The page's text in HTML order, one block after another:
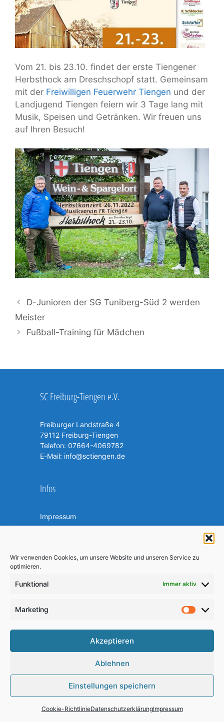
Wir verwenden Cookies, um unsere Website und unseren Service zu
optimieren.
Funktional Immer aktiv
Marketing
Akzeptieren
Ablehnen
Einstellungen speichern
Cookie-RichtlinieDatenschutzerklärungImpressum
Vom 21. bis 23.10. findet der erste Tiengener
Herbsthock am Dreschschopf statt. Gemeinsam
mit der Freiwilligen Feuerwehr Tiengen und der
Landjugend Tiengen feiern wir 3 Tage lang mit
Musik, Speisen und Getränken. Wir freuen uns
auf Ihren Besuch!
D-Junioren der SG Tuniberg-Süd 2 werden
Meister
Fußball-Training für Mädchen
SC Freiburg-Tiengen e.V.
Freiburger Landstraße 4
79112 Freiburg-Tiengen
Telefon: 07664-4069782
E-Mail: info@sctiengen.de
Infos
Impressum
Mediacenter
Cookie-Richtlinie (EU)
2026 © SC Freiburg-Tiengen e.V.